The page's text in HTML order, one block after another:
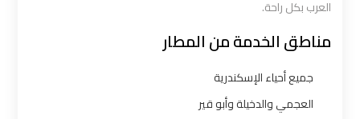
العرب بكل راحة.
مناطق الخدمة من المطار
جميع أحياء الإسكندرية
العجمي والدخيلة وأبو قير
ليموزين
المطار